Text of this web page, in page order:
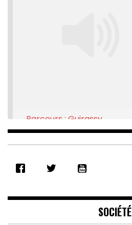
RSS FEED
EMBED
Parcours : Guirassy
Feb 16, 2021 • 28:08
SOCIÉTÉ